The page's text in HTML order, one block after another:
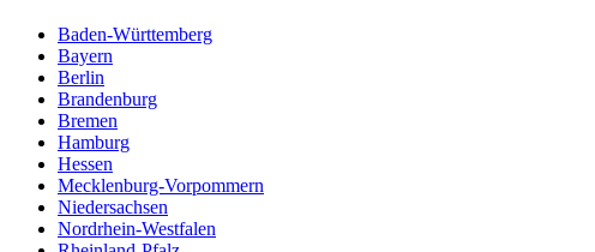
Baden-Württemberg
Bayern
Berlin
Brandenburg
Bremen
Hamburg
Hessen
Mecklenburg-Vorpommern
Niedersachsen
Nordrhein-Westfalen